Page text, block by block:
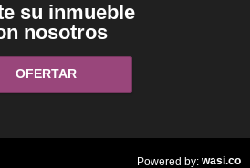
su inmueble
nosotros
OFERTAR
Powered by: wasi.co